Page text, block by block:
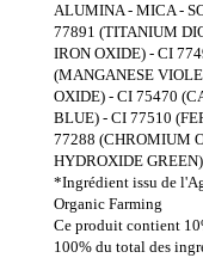
ALUMINA - MICA -
77891 (TITANIUM
IRON OXIDE) - CI
(MANGANESE
OXIDE) - CI 75470
BLUE) - CI 77510
77288 (CHROMIUM
HYDROXIDE
*Ingrédient issu de
Organic Farming
Ce produit contient
100% du total des